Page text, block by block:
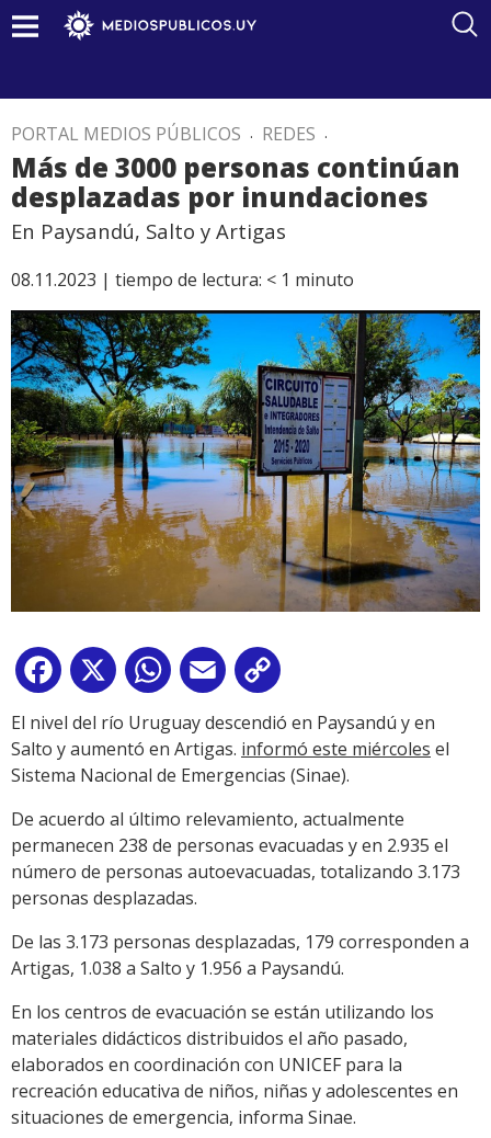
PORTAL MEDIOS PÚBLICOS . REDES .
Más de 3000 personas continúan
desplazadas por inundaciones
En Paysandú, Salto y Artigas
08.11.2023 | tiempo de lectura: < 1 minuto
Facebook
X WhatsApp
Email
Link
El nivel del río Uruguay descendió en Paysandú y en
Salto y aumentó en Artigas. informó este miércoles el
Sistema Nacional de Emergencias (Sinae).
De acuerdo al último relevamiento, actualmente
permanecen 238 de personas evacuadas y en 2.935 el
número de personas autoevacuadas, totalizando 3.173
personas desplazadas.
De las 3.173 personas desplazadas, 179 corresponden a
Artigas, 1.038 a Salto y 1.956 a Paysandú.
En los centros de evacuación se están utilizando los
materiales didácticos distribuidos el año pasado,
elaborados en coordinación con UNICEF para la
recreación educativa de niños, niñas y adolescentes en
situaciones de emergencia, informa Sinae.